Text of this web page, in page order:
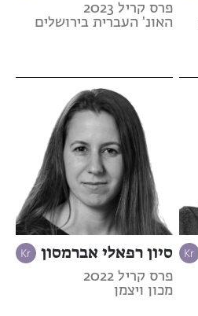
פרס קריל 2023
האונ' העברית בירושלים
סיון רפאלי אברמסון
פרס קריל 2022
מכון ויצמן